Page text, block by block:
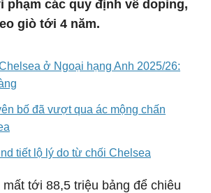
phạm các quy định về doping,
giò tới 4 năm.
ở Ngoại hạng Anh 2025/26:
bố đã vượt qua ác mộng chấn
tiết lộ lý do từ chối Chelsea
tới 88,5 triệu bảng để chiêu